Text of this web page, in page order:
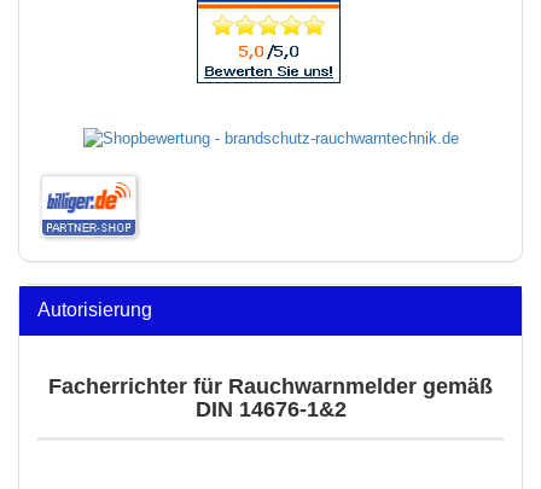
Autorisierung
Facherrichter für Rauchwarnmelder gemäß
DIN 14676-1&2